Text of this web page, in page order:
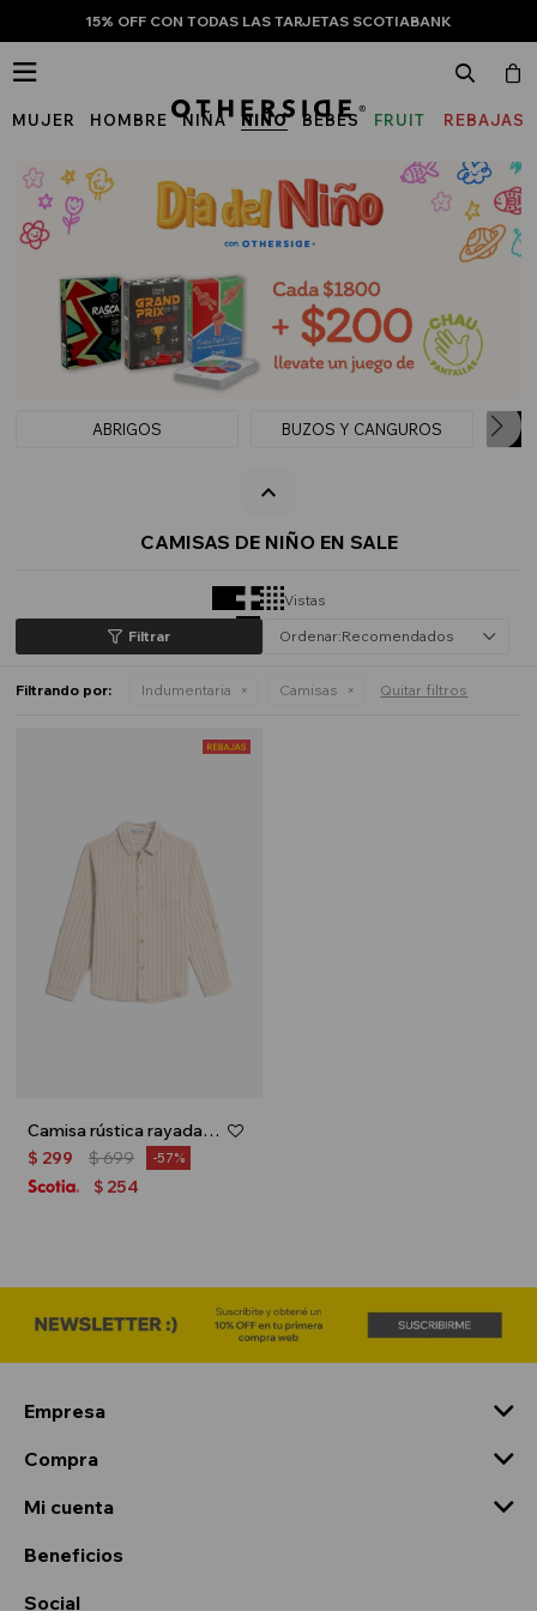
15% OFF CON TODAS LAS TARJETAS SCOTIABANK
MUJER HOMBRE NIÑA NIÑO BEBÉS
FRUIT
THE
LOOM
REBAJAS

ABRIGOS BUZOS Y CANGUROS
CAMISAS DE NIÑO EN SALE
Vistas
Recomendados
Filtrando por: Indumentaria Camisas Quitar filtros
Camisa rústica rayada - Beige
$ 299 $699 57
$ 254
Empresa
Compra
Mi cuenta
Beneficios
Social